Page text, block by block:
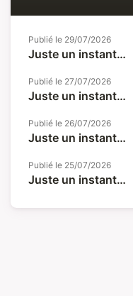
Publié le 29/07/2026
Juste un instant…
Publié le 27/07/2026
Juste un instant…
Publié le 26/07/2026
Juste un instant…
Publié le 25/07/2026
Juste un instant…